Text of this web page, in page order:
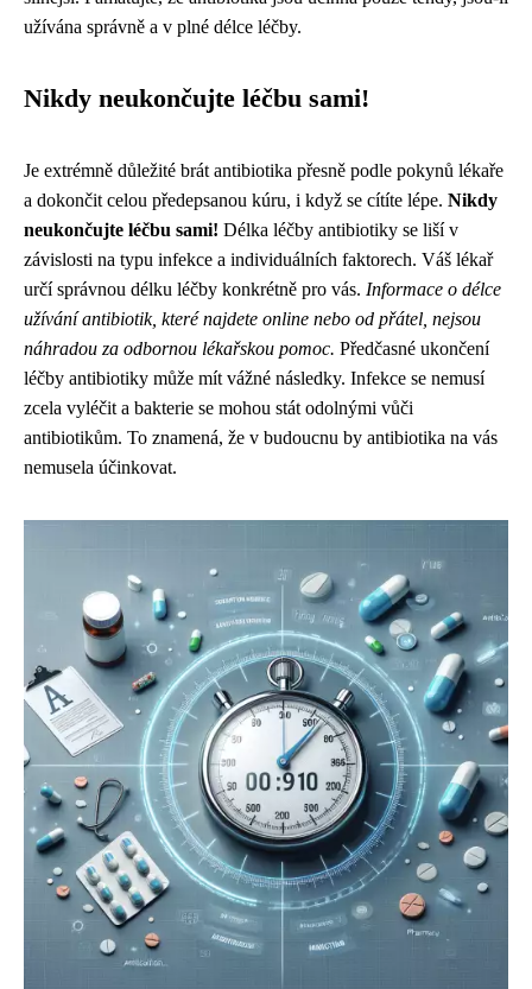
užívána správně a v plné délce léčby.
Nikdy neukončujte léčbu sami!
Je extrémně důležité brát antibiotika přesně podle pokynů lékaře
a dokončit celou předepsanou kúru, i když se cítíte lépe. Nikdy
neukončujte léčbu sami! Délka léčby antibiotiky se liší v
závislosti na typu infekce a individuálních faktorech. Váš lékař
určí správnou délku léčby konkrétně pro vás. Informace o délce
užívání antibiotik, které najdete online nebo od přátel, nejsou
náhradou za odbornou lékařskou pomoc. Předčasné ukončení
léčby antibiotiky může mít vážné následky. Infekce se nemusí
zcela vyléčit a bakterie se mohou stát odolnými vůči
antibiotikům. To znamená, že v budoucnu by antibiotika na vás
nemusela účinkovat.